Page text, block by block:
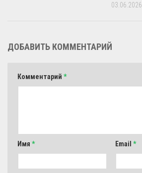
03.06.2026
ДОБАВИТЬ КОММЕНТАРИЙ
Комментарий *
Имя * Email *